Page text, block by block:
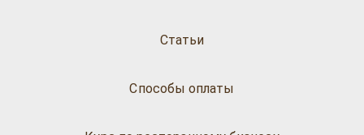
Статьи
Способы оплаты